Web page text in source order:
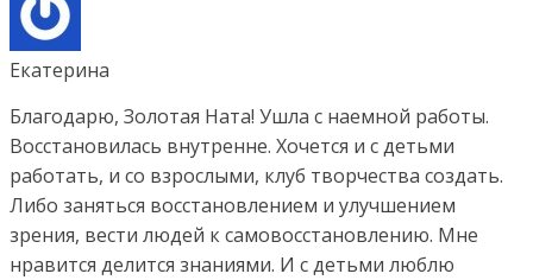
Екатерина
Благодарю, Золотая Ната! Ушла с наемной работы.
Восстановилась внутренне. Хочется и с детьми
работать, и со взрослыми, клуб творчества создать.
Либо заняться восстановлением и улучшением
зрения, вести людей к самовосстановлению. Мне
нравится делится знаниями. И с детьми люблю